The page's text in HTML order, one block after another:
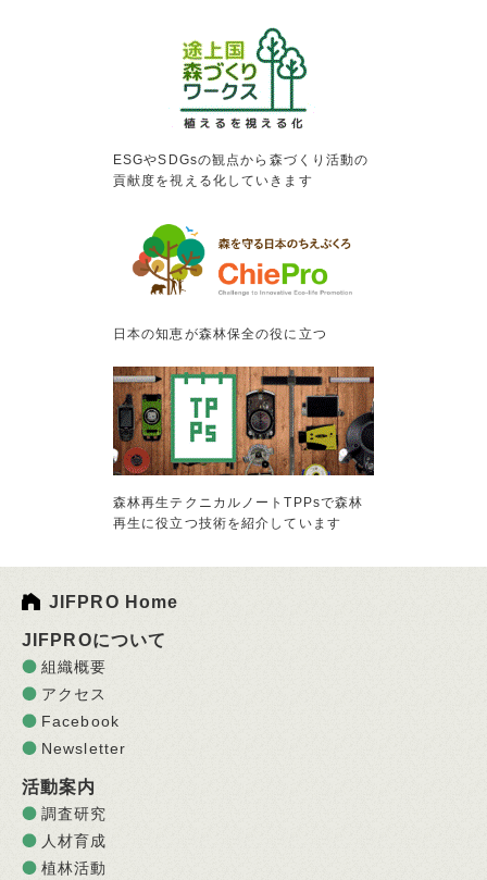
ESGやSDGsの観点から森づくり活動の
貢献度を視える化していきます
日本の知恵が森林保全の役に立つ
森林再生テクニカルノートTPPsで森林
再生に役立つ技術を紹介しています
JIFPRO Home
JIFPROについて
組織概要
アクセス
Facebook
Newsletter
活動案内
調査研究
人材育成
植林活動